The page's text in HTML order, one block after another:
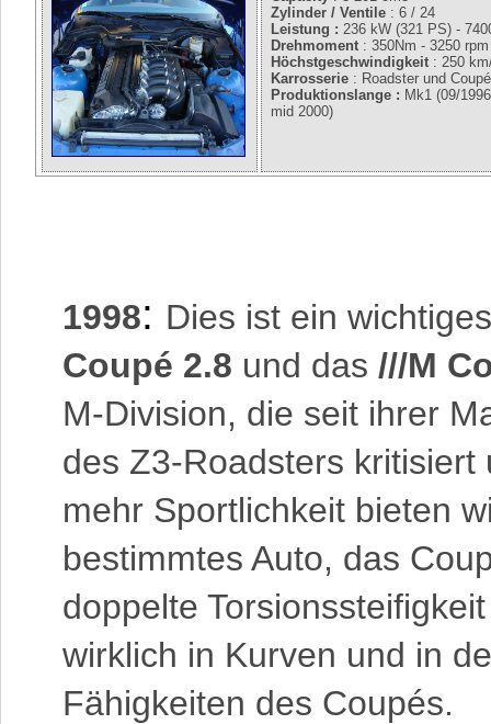
Zylinder / Ventile : 6 / 24
Leistung : 236 kW (321 PS) -
Drehmoment : 350Nm - 3250 rpm
Höchstgeschwindigkeit : 250
Karrosserie : Roadster und Coupé
Produktionslange : Mk1 (09/
mid 2000)
1998: Dies ist ein
Coupé 2.8 und das ///M
M-Division, die seit ihrer
des Z3-Roadsters
mehr Sportlichkeit bieten
bestimmtes Auto, das
doppelte
wirklich in Kurven und in
Fähigkeiten des Coupés.